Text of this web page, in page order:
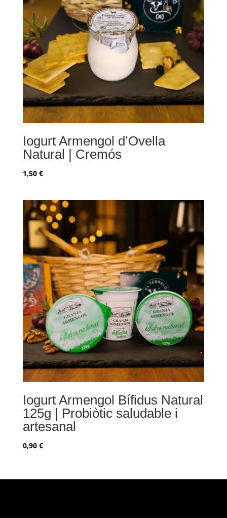
Iogurt Armengol d’Ovella
Natural | Cremós
1,50 €
Iogurt Armengol Bífidus Natural
125g | Probiòtic saludable i
artesanal
0,90 €